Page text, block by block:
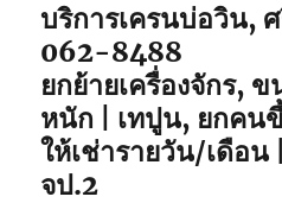
บริการเครนบ่อวิน,
062-8488
ยกย้ายเครื่องจักร, ข
หนัก | เทปูน, ยกคน
ให้เช่ารายวัน/เดือน
จป.2